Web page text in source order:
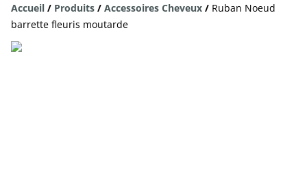
Accueil / Produits / Accessoires Cheveux / Ruban Noeud
barrette fleuris moutarde